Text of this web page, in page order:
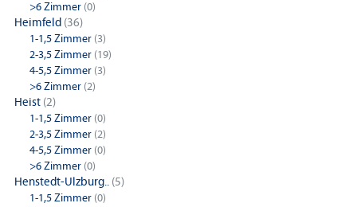
>6 Zimmer (0)
Heimfeld (36)
1-1,5 Zimmer (3)
2-3,5 Zimmer (19)
4-5,5 Zimmer (3)
>6 Zimmer (2)
Heist (2)
1-1,5 Zimmer (0)
2-3,5 Zimmer (2)
4-5,5 Zimmer (0)
>6 Zimmer (0)
Henstedt-Ulzburg.. (5)
1-1,5 Zimmer (0)